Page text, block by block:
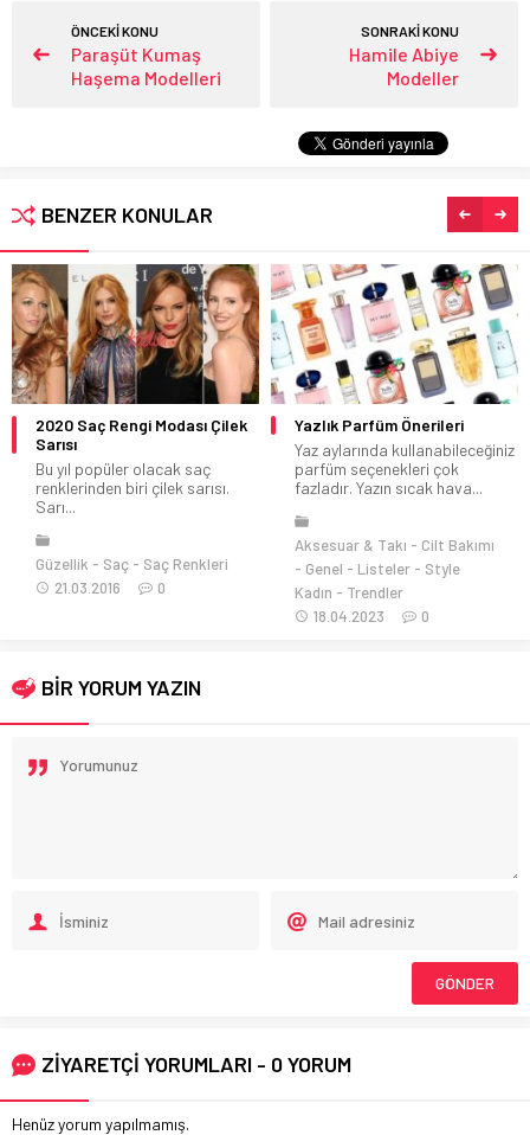
ÖNCEKİ KONU
Paraşüt Kumaş
Haşema Modelleri
SONRAKİ KONU
Hamile Abiye
Modeller
BENZER KONULAR
2020 Saç Rengi Modası Çilek
Sarısı
Bu yıl popüler olacak saç
renklerinden biri çilek sarısı.
Sarı...
Güzellik Saç
Saç Renkleri
21.03.2016
0
Yazlık Parfüm Önerileri
Yaz aylarında kullanabileceğiniz
parfüm seçenekleri çok
fazladır. Yazın sıcak hava...
Aksesuar & Takı
Cilt Bakımı
Genel
Listeler
Style
Kadın
Trendler
18.04.2023
0
BİR YORUM YAZIN
ZİYARETÇİ YORUMLARI - 0 YORUM
Henüz yorum yapılmamış.